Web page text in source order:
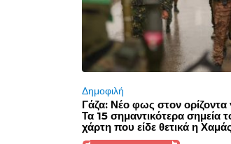
Δημοφιλή
Γάζα: Νέο φως στον ορίζοντα
Τα 15 σημαντικότερα σημεία
χάρτη που είδε θετικά η Χαμάς